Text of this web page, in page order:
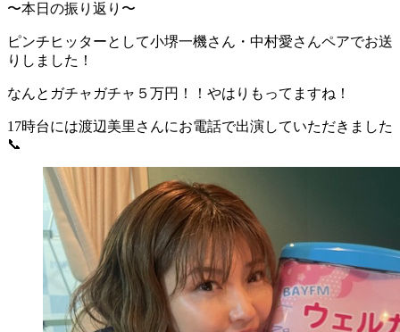
〜本日の振り返り〜
ピンチヒッターとして小堺一機さん・中村愛さんペアでお送
りしました！
なんとガチャガチャ５万円！！やはりもってますね！
17時台には渡辺美里さんにお電話で出演していただきました
📞